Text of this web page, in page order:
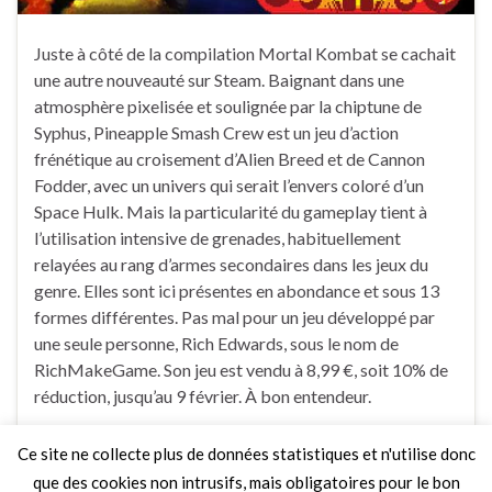
Juste à côté de la compilation Mortal Kombat se cachait
une autre nouveauté sur Steam. Baignant dans une
atmosphère pixelisée et soulignée par la chiptune de
Syphus, Pineapple Smash Crew est un jeu d’action
frénétique au croisement d’Alien Breed et de Cannon
Fodder, avec un univers qui serait l’envers coloré d’un
Space Hulk. Mais la particularité du gameplay tient à
l’utilisation intensive de grenades, habituellement
relayées au rang d’armes secondaires dans les jeux du
genre. Elles sont ici présentes en abondance et sous 13
formes différentes. Pas mal pour un jeu développé par
une seule personne, Rich Edwards, sous le nom de
RichMakeGame. Son jeu est vendu à 8,99 €, soit 10% de
réduction, jusqu’au 9 février. À bon entendeur.
Faire un commentaire
Ce site ne collecte plus de données statistiques et n'utilise donc
que des cookies non intrusifs, mais obligatoires pour le bon